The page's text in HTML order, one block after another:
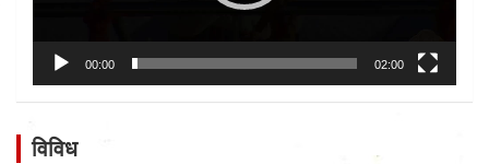
00:00 02:00
विविध